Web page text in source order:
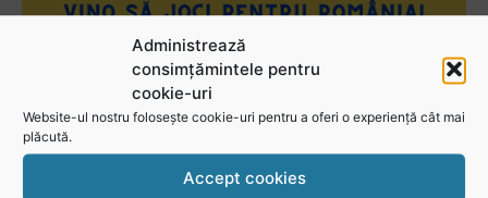
Administrează
consimțămintele pentru
cookie-uri
Website-ul nostru folosește cookie-uri pentru a oferi o experiență cât mai
plăcută.
Accept cookies
Urmărește-ne în social media